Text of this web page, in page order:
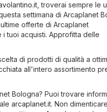
, troverai sempre le
settimana di Arcaplanet
offerte di Arcaplanet
tuoi acquisti. Approfitta delle
di prodotti di qualità a
all'intero assortimento
Bologna? Puoi trovare
arcaplanet.it. Non